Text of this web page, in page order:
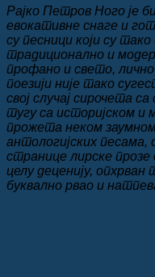
Рајко Петров Ного је
евокативне снаге и
су песници који су
традиционално и
профано и свето,
поезији није тако
свој случај сирочета
тугу са историјском и
прожета неком
антологијских
странице лирске прозе
целу деценију,
буквално рвао и